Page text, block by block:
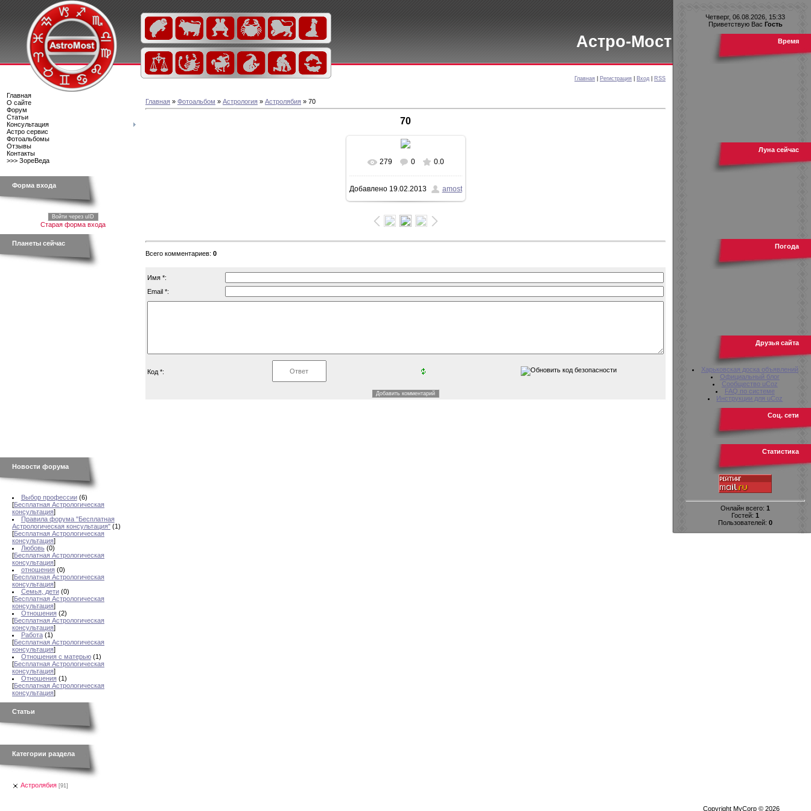
Астро-Мост
Главная Регистрация Вход RSS
Главная
О сайте
Форум
Статьи
Консультация
Астро сервис
Фотоальбомы
Отзывы
Контакты
>>> ЗореВеда
Форма входа
Войти через uID
Старая форма входа
Планеты сейчас
Новости форума
Выбор профессии (6)
[Бесплатная Астрологическая
консультация]
Правила форума "Бесплатная
Астрологическая консультация" (1)
[Бесплатная Астрологическая
консультация]
Любовь (0)
[Бесплатная Астрологическая
консультация]
отношения (0)
[Бесплатная Астрологическая
консультация]
Семья, дети (0)
[Бесплатная Астрологическая
консультация]
Отношения (2)
[Бесплатная Астрологическая
консультация]
Работа (1)
[Бесплатная Астрологическая
консультация]
Отношения с матерью (1)
[Бесплатная Астрологическая
консультация]
Отношения (1)
[Бесплатная Астрологическая
консультация]
Статьи
Категории раздела
Астролябия [91]
Главная » Фотоальбом » Астрология » Астролябия » 70
70
279 0 0.0
Добавлено19.02.2013 amost
Всего комментариев: 0
Имя *:
Email *:
Код *:
Четверг, 06.08.2026, 15:33
Приветствую Вас Гость
Время
Луна сейчас
Погода
Друзья сайта
Харьковская доска объявлений
Официальный блог
Сообщество uCoz
FAQ по системе
Инструкции для uCoz
Соц. сети
Статистика
Онлайн всего: 1
Гостей: 1
Пользователей: 0
Copyright MyCorp © 2026